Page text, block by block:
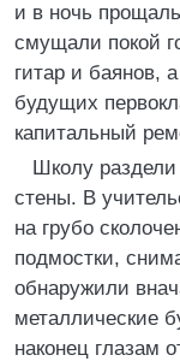
и в ночь
смущали покой
гитар и баянов,
будущих
капитальный
Школу раздели
стены. В
на грубо
подмостки,
обнаружили
металлические
наконец глазам